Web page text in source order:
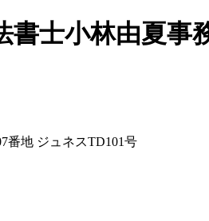
書士小林由
番地 ジュネスTD101号